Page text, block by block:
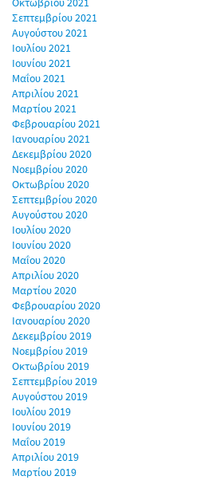
Σεπτεμβρίου 2021
Αυγούστου 2021
Ιουλίου 2021
Ιουνίου 2021
Μαΐου 2021
Απριλίου 2021
Μαρτίου 2021
Φεβρουαρίου 2021
Ιανουαρίου 2021
Δεκεμβρίου 2020
Νοεμβρίου 2020
Οκτωβρίου 2020
Σεπτεμβρίου 2020
Αυγούστου 2020
Ιουλίου 2020
Ιουνίου 2020
Μαΐου 2020
Απριλίου 2020
Μαρτίου 2020
Φεβρουαρίου 2020
Ιανουαρίου 2020
Δεκεμβρίου 2019
Νοεμβρίου 2019
Οκτωβρίου 2019
Σεπτεμβρίου 2019
Αυγούστου 2019
Ιουλίου 2019
Ιουνίου 2019
Μαΐου 2019
Απριλίου 2019
Μαρτίου 2019